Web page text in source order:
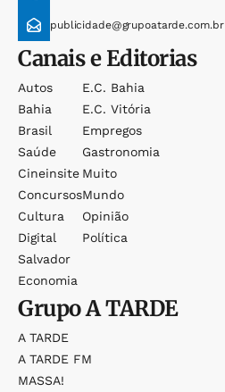
publicidade@grupoatarde.com.br
Canais e Editorias
Autos
Bahia
Brasil
Saúde
Cineinsite
Concursos
Cultura
Digital
Salvador
Economia
E.c. Bahia
E.c. Vitória
Empregos
Gastronomia
Muito
Mundo
Opinião
Política
GrupoA TARDE
A TARDE
A TARDE FM
MASSA!